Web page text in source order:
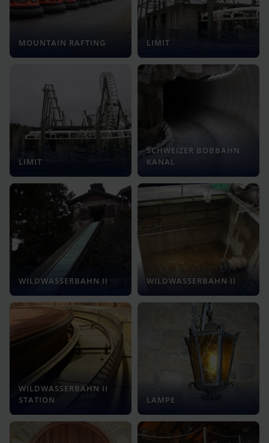
MOUNTAIN RAFTING LIMIT
LIMIT
SCHWEIZER BOBBAHN
KANAL
WILDWASSERBAHN II WILDWASSERBAHN II
WILDWASSERBAHN II
STATION
LAMPE